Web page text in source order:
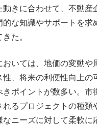
動きに合わせて、不動産
な知識やサポートを求
た。
いては、地価の変動や
、将来の利便性向上の
きポイントが数多い。市
るプロジェクトの種類
ニーズに対して柔軟に